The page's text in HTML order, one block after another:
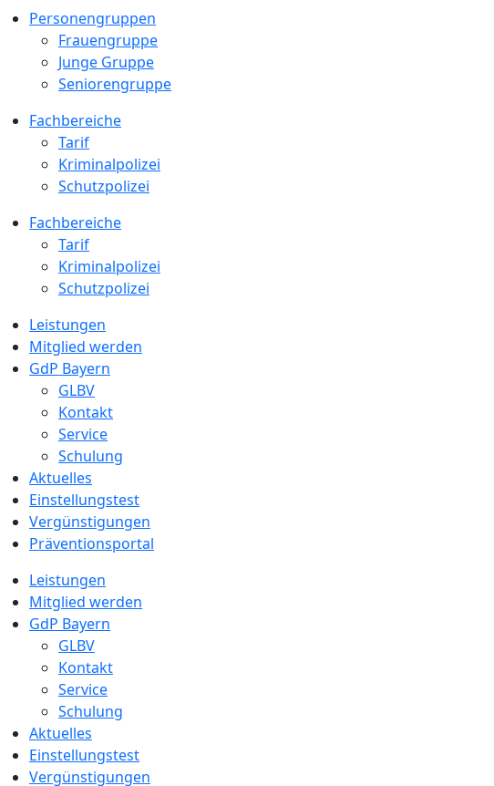
Personengruppen
Frauengruppe
Junge Gruppe
Seniorengruppe
Fachbereiche
Tarif
Kriminalpolizei
Schutzpolizei
Fachbereiche
Tarif
Kriminalpolizei
Schutzpolizei
Leistungen
Mitglied werden
GdP Bayern
GLBV
Kontakt
Service
Schulung
Aktuelles
Einstellungstest
Vergünstigungen
Präventionsportal
Leistungen
Mitglied werden
GdP Bayern
GLBV
Kontakt
Service
Schulung
Aktuelles
Einstellungstest
Vergünstigungen